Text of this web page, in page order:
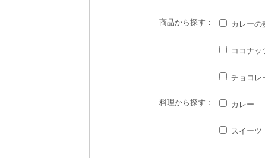
商品から探す： カレーの
ココナッ
チョコレ
料理から探す： カレー
スイーツ